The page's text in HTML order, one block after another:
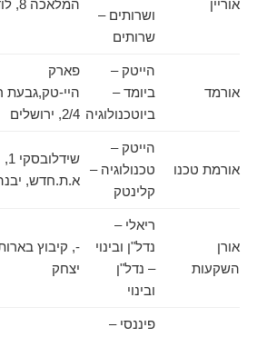
אוריין
ושרותים –
שרותים
המלאכה 8, לוד
אורמד
הייטק –
ביומד –
ביוטכנולוגיה
פארק
היי-טק,גבעת רם
2/4, ירושלים
אורמת טכנו
הייטק –
טכנולוגיה –
קלינטק
שידלובסקי 1,
א.ת.חדש, יבנה
אורן
השקעות
ריאלי –
נדל"ן ובינוי
– נדל"ן
ובינוי
-, קיבוץ בארות
יצחק
פיננסי –